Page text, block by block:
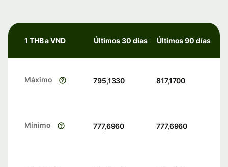
1 THB a VND Últimos 30 días Últimos 90 días
Máximo 795,1330 817,1700
Mínimo 777,6960 777,6960